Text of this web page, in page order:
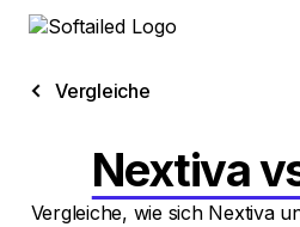
Vergleiche
Nextiva
Vergleiche, wie sich Nextiva